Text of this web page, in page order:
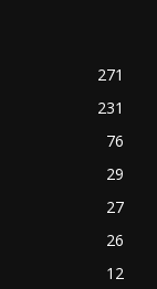
271
231
76
29
27
26
12